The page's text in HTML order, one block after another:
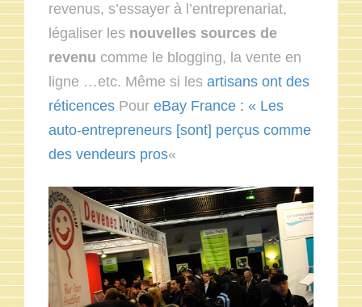
revenus, s’essayer à l’entreprenariat,
légaliser les nouvelles sources de
revenu comme le blogging, la vente en
ligne …etc. Même si les artisans ont des
réticences Pour eBay France : « Les
auto-entrepreneurs [sont] perçus comme
des vendeurs pros«